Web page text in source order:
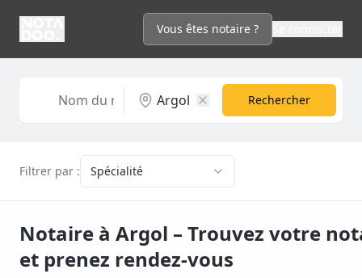
Vous êtes notaire ?
Rechercher
Filtrer par : Spécialité
Notaire à Argol – Trouvez votre
et prenez rendez-vous